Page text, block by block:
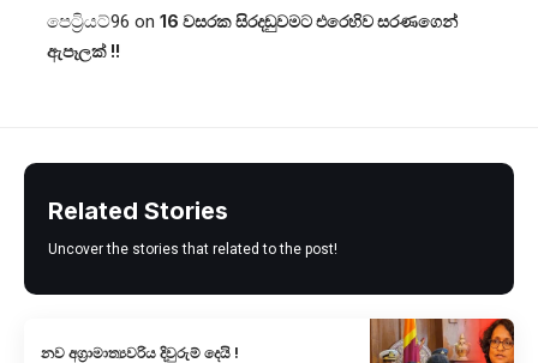
පෙට්‍රියට්96 on 16 වසරක සිරදඬුවමට එරෙහිව සරණගෙන්
ඇපෑලක් !!
Related Stories
Uncover the stories that related to the post!
නව අග්‍රාමාත්‍යවරිය දිවුරුම් දෙයි !